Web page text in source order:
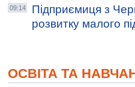
09:14
Підприємиця з
розвитку малого
ОСВІТА ТА